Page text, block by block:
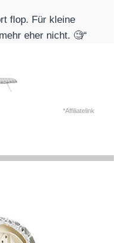
flop. Für kleine
eher nicht. 🧐“
*Affiliatelink